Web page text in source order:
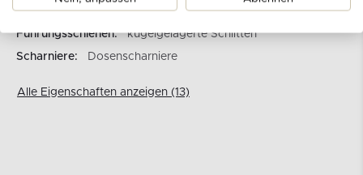
Frontenmaterial:
Rillen für MDF-Platten PVC-Folie
Führungsschienen:
kugelgelagerte Schlitten
Scharniere:
Dosenscharniere
Alle Eigenschaften anzeigen (13)